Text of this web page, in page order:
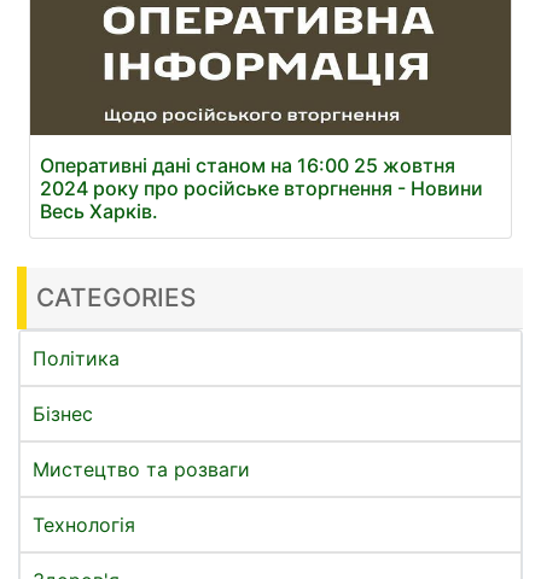
Оперативні дані станом на 16:00 25 жовтня
2024 року про російське вторгнення - Новини
Весь Харків.
CATEGORIES
Політика
Бізнес
Мистецтво та розваги
Технологія